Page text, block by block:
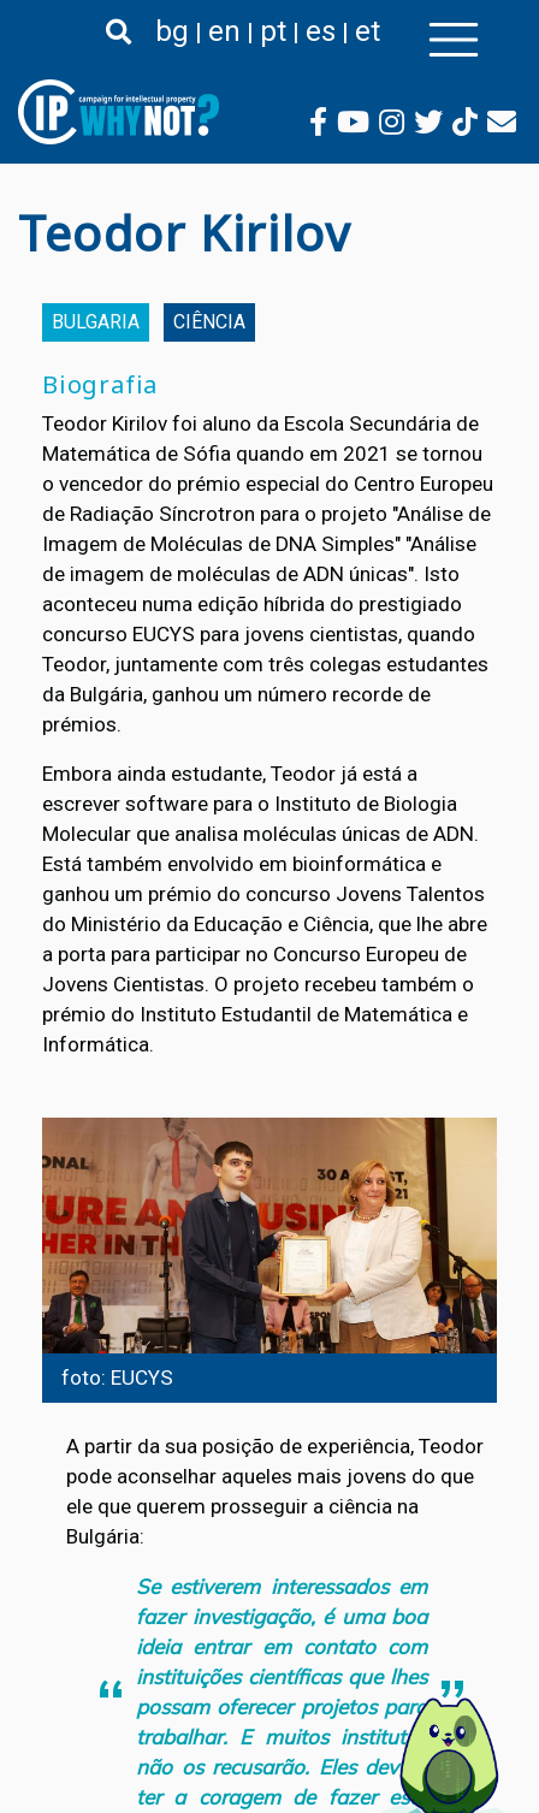
para
conteúdo
principal
bg en pt es et
Teodor Kirilov
BULGARIA CIÊNCIA
Biografia
Teodor Kirilov foi aluno da Escola Secundária de
Matemática de Sófia quando em 2021 se tornou
o vencedor do prémio especial do Centro Europeu
de Radiação Síncrotron para o projeto "Análise de
Imagem de Moléculas de DNA Simples" "Análise
de imagem de moléculas de ADN únicas". Isto
aconteceu numa edição híbrida do prestigiado
concurso EUCYS para jovens cientistas, quando
Teodor, juntamente com três colegas estudantes
da Bulgária, ganhou um número recorde de
prémios.
Embora ainda estudante, Teodor já está a
escrever software para o Instituto de Biologia
Molecular que analisa moléculas únicas de ADN.
Está também envolvido em bioinformática e
ganhou um prémio do concurso Jovens Talentos
do Ministério da Educação e Ciência, que lhe abre
a porta para participar no Concurso Europeu de
Jovens Cientistas. O projeto recebeu também o
prémio do Instituto Estudantil de Matemática e
Informática.
foto: EUCYS
A partir da sua posição de experiência, Teodor
pode aconselhar aqueles mais jovens do que
ele que querem prosseguir a ciência na
Bulgária:
Se estiverem interessados em
fazer investigação, é uma boa
ideia entrar em contato com
instituições científicas que lhes
possam oferecer projetos para
trabalhar. E muitos institutos
não os recusarão. Eles devem
ter a coragem de fazer este